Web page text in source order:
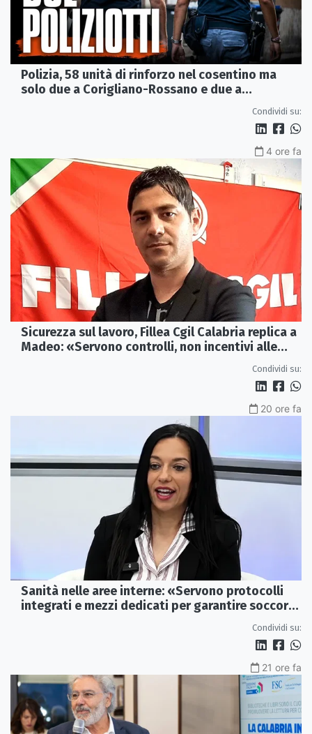
Polizia, 58 unità di rinforzo nel cosentino ma
solo due a Corigliano-Rossano e due a
Condividi su:
4 ore fa
Sicurezza sul lavoro, Fillea Cgil Calabria replica a
Madeo: «Servono controlli, non incentivi alle
Condividi su:
20 ore fa
Sanità nelle aree interne: «Servono protocolli
integrati e mezzi dedicati per garantire soccorsi
Condividi su:
21 ore fa